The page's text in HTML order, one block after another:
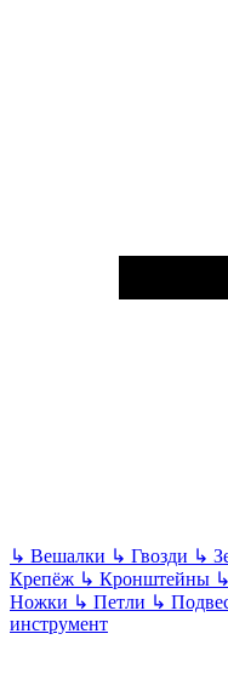
↳ Вешалки ↳ Гвозди ↳
Крепёж ↳ Кронштейны ↳
Ножки ↳ Петли ↳
инструмент